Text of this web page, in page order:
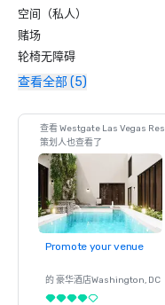
空间（私人）
赌场
轮椅无障碍
查看全部 (5)
查看 Westgate Las Vegas
策划人也查看了
Promote your venue
的 豪华酒店Washington, DC